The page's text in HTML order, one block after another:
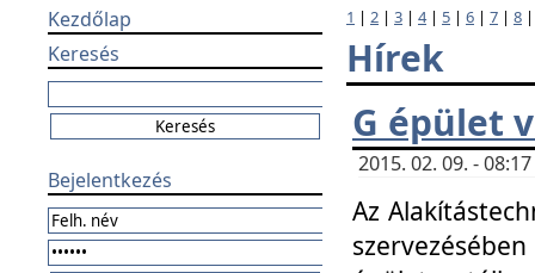
Kezdőlap
Keresés
Bejelentkezés
1 | 2 | 3 | 4| 5 | 6 | 7 | 8
Hírek
G épület
2015. 02. 09. -
Az